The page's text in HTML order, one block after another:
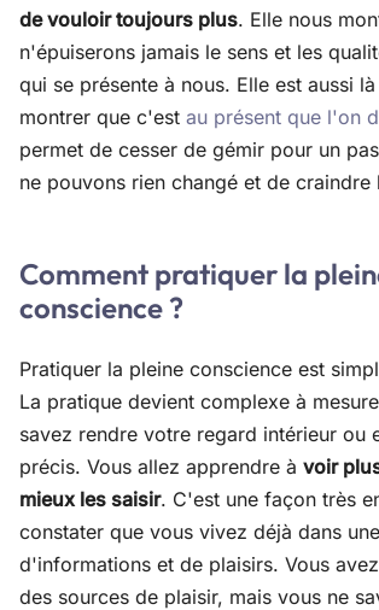
de vouloir toujours plus. Elle nous
n'épuiserons jamais le sens et les
qui se présente à nous. Elle est aussi
montrer que c'est au présent que l'on
permet de cesser de gémir pour un
ne pouvons rien changé et de craindre
Comment pratiquer la
conscience ?
Pratiquer la pleine conscience est
La pratique devient complexe à
savez rendre votre regard intérieur ou
précis. Vous allez apprendre à voir
mieux les saisir. C'est une façon très
constater que vous vivez déjà dans
d'informations et de plaisirs. Vous
des sources de plaisir, mais vous ne